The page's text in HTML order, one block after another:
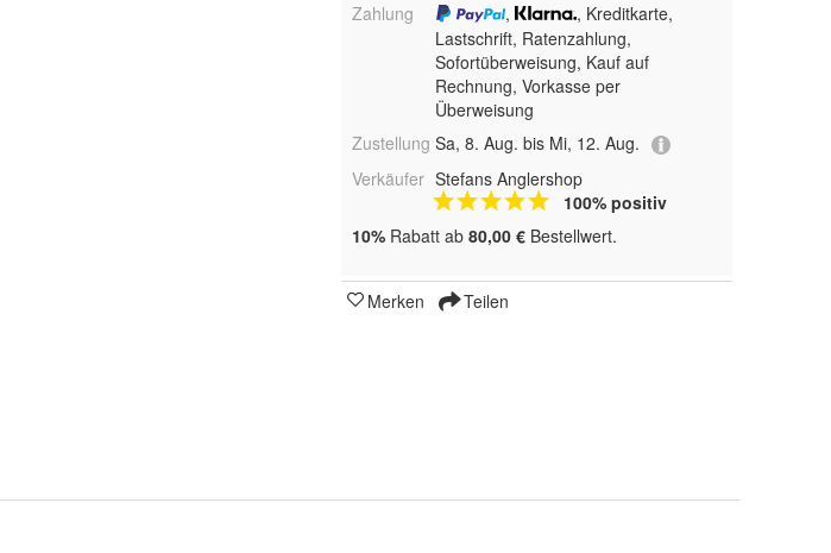
Zahlung
,
, Kreditkarte,
Lastschrift, Ratenzahlung,
Sofortüberweisung, Kauf auf
Rechnung, Vorkasse per
Überweisung
Zustellung Sa, 8. Aug. bis Mi, 12. Aug.
Verkäufer Stefans Anglershop
100% positiv
10% Rabatt ab 80,00 € Bestellwert.
Merken Teilen